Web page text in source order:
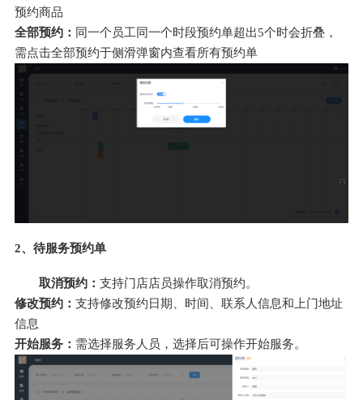
预约商品
全部预约： 同一个员工同一个时段预约单超出5个时会折叠，
需点击全部预约于侧滑弹窗内查看所有预约单
2、待服务预约单
取消预约： 支持门店店员操作取消预约。
修改预约： 支持修改预约日期、时间、联系人信息和上门地址
信息
开始服务： 需选择服务人员，选择后可操作开始服务。